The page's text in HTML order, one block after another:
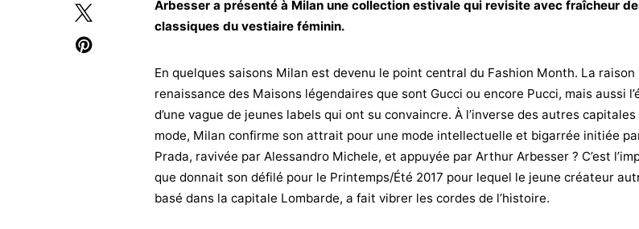
Arbesser a présenté à Milan une collection estivale qui revisite avec fraîcheur
classiques du vestiaire féminin.
En quelques saisons Milan est devenu le point central du Fashion Month. La raison
renaissance des Maisons légendaires que sont Gucci ou encore Pucci, mais aussi
d’une vague de jeunes labels qui ont su convaincre. À l’inverse des autres capitales
mode, Milan confirme son attrait pour une mode intellectuelle et bigarrée initiée
Prada, ravivée par Alessandro Michele, et appuyée par Arthur Arbesser ? C’est
que donnait son défilé pour le Printemps/Été 2017 pour lequel le jeune créateur
basé dans la capitale Lombarde, a fait vibrer les cordes de l’histoire.